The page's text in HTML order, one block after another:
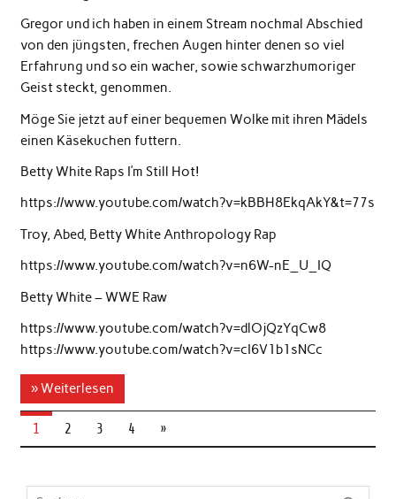
Gregor und ich haben in einem Stream nochmal Abschied
von den jüngsten, frechen Augen hinter denen so viel
Erfahrung und so ein wacher, sowie schwarzhumoriger
Geist steckt, genommen.
Möge Sie jetzt auf einer bequemen Wolke mit ihren Mädels
einen Käsekuchen futtern.
Betty White Raps I’m Still Hot!
https://www.youtube.com/watch?v=kBBH8EkqAkY&t=77s
Troy, Abed, Betty White Anthropology Rap
https://www.youtube.com/watch?v=n6W-nE_U_IQ
Betty White – WWE Raw
https://www.youtube.com/watch?v=dlOjQzYqCw8
https://www.youtube.com/watch?v=cI6V1b1sNCc
» Weiterlesen
1 2 3 4 »